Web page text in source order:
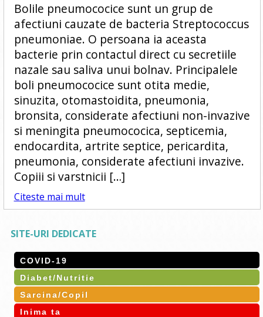
Bolile pneumococice sunt un grup de
afectiuni cauzate de bacteria Streptococcus
pneumoniae. O persoana ia aceasta
bacterie prin contactul direct cu secretiile
nazale sau saliva unui bolnav. Principalele
boli pneumococice sunt otita medie,
sinuzita, otomastoidita, pneumonia,
bronsita, considerate afectiuni non-invazive
si meningita pneumococica, septicemia,
endocardita, artrite septice, pericardita,
pneumonia, considerate afectiuni invazive.
Copiii si varstnicii […]
Citeste mai mult
SITE-URI DEDICATE
COVID-19
Diabet/Nutritie
Sarcina/Copil
Inima ta